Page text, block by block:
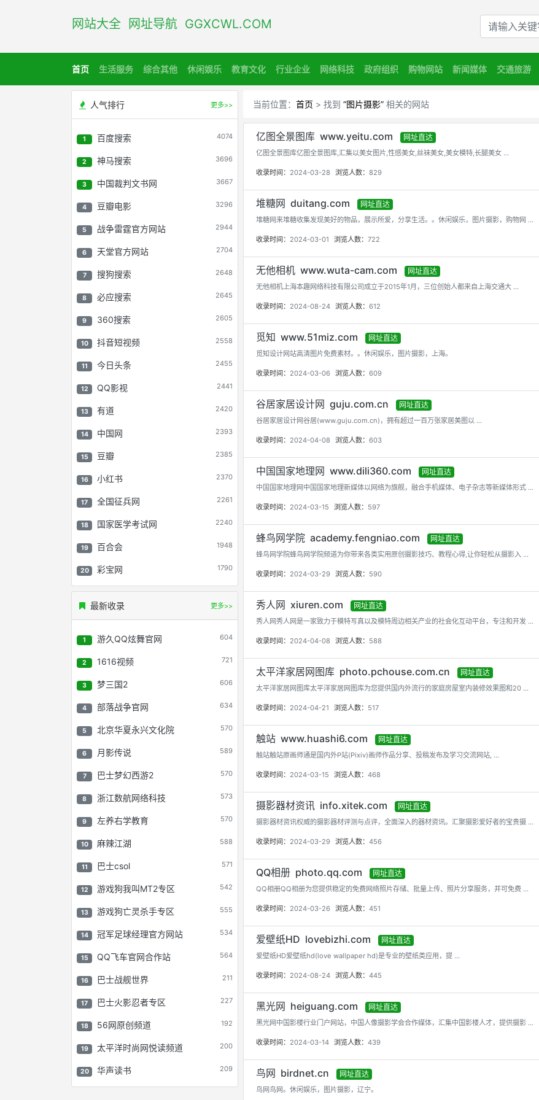
网站大全 网址导航 GGXCWL.COM
首页 生活服务 综合其他 休闲娱乐 教育文化 行业企业 网络科技 政府组织 购物网站 新闻媒体 交通旅游
人气排行 更多>>
1 百度搜索 4074
2 神马搜索 3696
3 中国裁判文书网 3667
4 豆瓣电影 3296
5 战争雷霆官方网站 2944
6 天堂官方网站 2704
7 搜狗搜索 2648
8 必应搜索 2645
9 360搜索 2605
10 抖音短视频 2558
11 今日头条 2455
12 QQ影视 2441
13 有道 2420
14 中国网 2393
15 豆瓣 2385
16 小红书 2370
17 全国征兵网 2261
18 国家医学考试网 2240
19 百合会 1948
20 彩宝网 1790
最新收录 更多>>
1 游久QQ炫舞官网 604
2 1616视频 721
3 梦三国2 606
4 部落战争官网 634
5 北京华夏永兴文化院 570
6 月影传说 589
7 巴士梦幻西游2 570
8 浙江数航网络科技 573
9 左养右学教育 570
10 麻辣江湖 588
11 巴士csol 571
12 游戏狗我叫MT2专区 542
13 游戏狗亡灵杀手专区 555
14 冠军足球经理官方网站 534
15 QQ飞车官网合作站 564
16 巴士战舰世界 211
17 巴士火影忍者专区 227
18 56网原创频道 192
19 太平洋时尚网悦读频道 200
20 华声读书 209
当前位置： 首页 > 找到 “图片摄影” 相关的网站
亿图全景图库 www.yeitu.com 网址直达
亿图全景图库亿图全景图库,汇集以美女图片,性感美女,丝袜美女,美女模特,长腿美女 ...
收录时间： 2024-03-28 浏览人数： 829
堆糖网 duitang.com 网址直达
堆糖网来堆糖收集发现美好的物品，展示所爱，分享生活。。休闲娱乐，图片摄影，购物网 ...
收录时间： 2024-03-01 浏览人数： 722
无他相机 www.wuta-cam.com 网址直达
无他相机上海本趣网络科技有限公司成立于2015年1月，三位创始人都来自上海交通大 ...
收录时间： 2024-08-24 浏览人数： 612
觅知 www.51miz.com 网址直达
觅知设计网站高清图片免费素材。。休闲娱乐，图片摄影，上海。
收录时间： 2024-03-06 浏览人数： 609
谷居家居设计网 guju.com.cn 网址直达
谷居家居设计网谷居(www.guju.com.cn)，拥有超过一百万张家居美图以 ...
收录时间： 2024-04-08 浏览人数： 603
中国国家地理网 www.dili360.com 网址直达
中国国家地理网中国国家地理新媒体以网络为旗舰，融合手机媒体、电子杂志等新媒体形式 ...
收录时间： 2024-03-15 浏览人数： 597
蜂鸟网学院 academy.fengniao.com 网址直达
蜂鸟网学院蜂鸟网学院频道为你带来各类实用原创摄影技巧、教程心得,让你轻松从摄影入 ...
收录时间： 2024-03-29 浏览人数： 590
秀人网 xiuren.com 网址直达
秀人网秀人网是一家致力于模特写真以及模特周边相关产业的社会化互动平台，专注和开发 ...
收录时间： 2024-04-08 浏览人数： 588
太平洋家居网图库 photo.pchouse.com.cn 网址直达
太平洋家居网图库太平洋家居网图库为您提供国内外流行的家庭房屋室内装修效果图和20 ...
收录时间： 2024-04-21 浏览人数： 517
触站 www.huashi6.com 网址直达
触站触站原画师通是国内外P站(Pixiv)画师作品分享、投稿发布及学习交流网站, ...
收录时间： 2024-03-15 浏览人数： 468
摄影器材资讯 info.xitek.com 网址直达
摄影器材资讯权威的摄影器材评测与点评，全面深入的器材资讯。汇聚摄影爱好者的宝贵摄 ...
收录时间： 2024-03-29 浏览人数： 456
QQ相册 photo.qq.com 网址直达
QQ相册QQ相册为您提供稳定的免费网络照片存储、批量上传、照片分享服务，并可免费 ...
收录时间： 2024-03-26 浏览人数： 451
爱壁纸HD lovebizhi.com 网址直达
爱壁纸HD爱壁纸hd(love wallpaper hd)是专业的壁纸类应用，提 ...
收录时间： 2024-08-24 浏览人数： 445
黑光网 heiguang.com 网址直达
黑光网中国影楼行业门户网站，中国人像摄影学会合作媒体，汇集中国影楼人才，提供摄影 ...
收录时间： 2024-03-14 浏览人数： 439
鸟网 birdnet.cn 网址直达
鸟网鸟网。休闲娱乐，图片摄影，辽宁。